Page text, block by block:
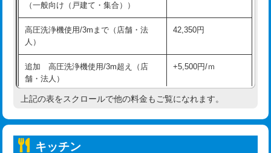
持込商品取付（単水栓） 13,200円
持込商品取付（混合水栓）
持込商品取付（浄水器・分岐水栓） 16,500円
持込商品取付（温水洗浄便座） 22,000円
持込商品取付（普通便座⇔温水洗浄便
22,000円
（一般向け（戸建て・集合））
高圧洗浄機使用/3mまで（店舗・法
人）
42,350円
追加 高圧洗浄機使用/3m超え（店
舗・法人）
+5,500円/ｍ
高度高圧洗浄換 現地調査
上記の表をスクロールで他の料金もご覧になれます。
キッチン